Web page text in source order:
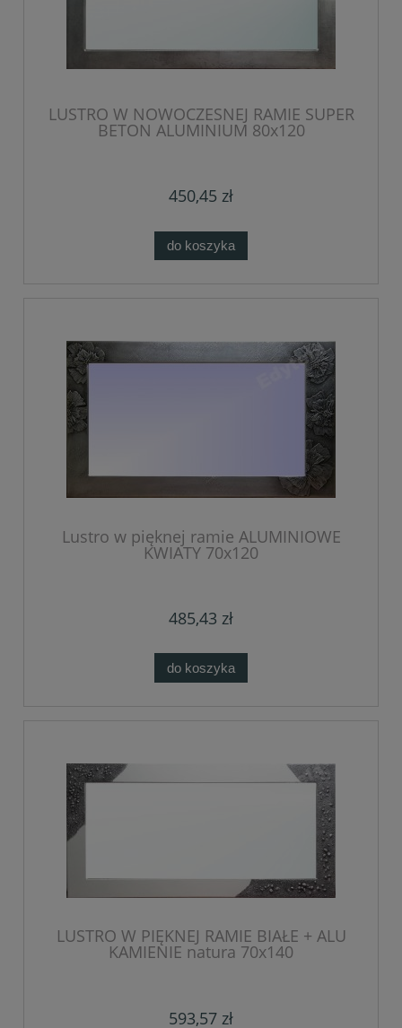
LUSTRO W NOWOCZESNEJ RAMIE SUPER
BETON ALUMINIUM 80x120
450,45 zł
do koszyka
Lustro w pięknej ramie ALUMINIOWE
KWIATY 70x120
485,43 zł
do koszyka
LUSTRO W PIĘKNEJ RAMIE BIAŁE + ALU
KAMIENIE natura 70x140
593,57 zł